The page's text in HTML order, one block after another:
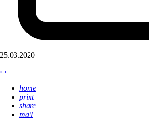
25.03.2020
‹ ›
home
print
share
mail